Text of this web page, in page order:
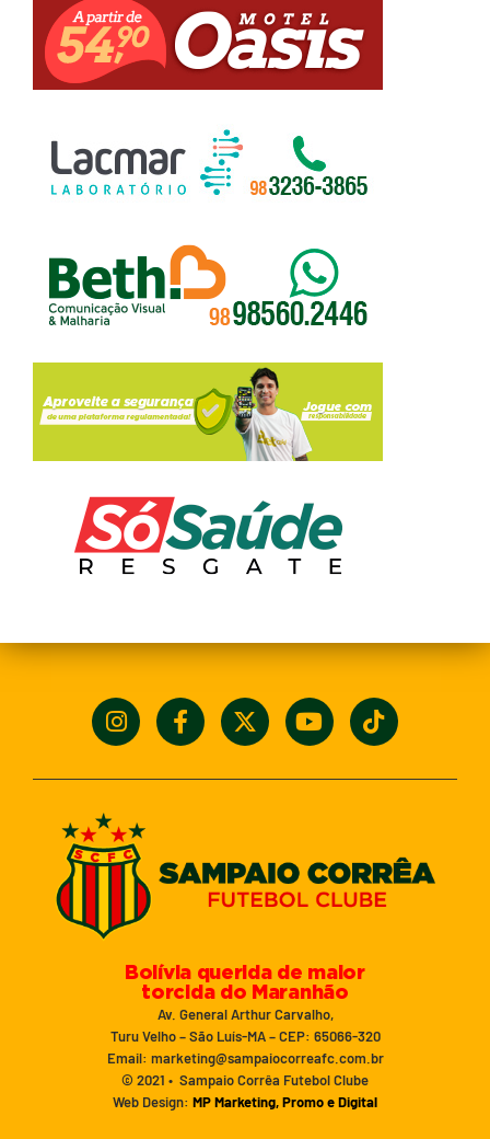
Bolívia querida de maior
torcida do Maranhão
Av. General Arthur Carvalho,
Turu Velho – São Luís-MA – CEP: 65066-320
Email: marketing@sampaiocorreafc.com.br
© 2021 • Sampaio Corrêa Futebol Clube
Web Design: MP Marketing, Promo e Digital